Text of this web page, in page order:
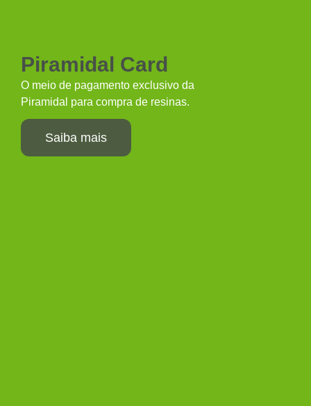
Piramidal Card
O meio de pagamento exclusivo da
Piramidal para compra de resinas.
Saiba mais